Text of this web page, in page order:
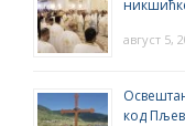
август 5,
код